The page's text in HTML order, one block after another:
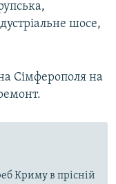
шосе,
Сімферополя на
Криму в прісній